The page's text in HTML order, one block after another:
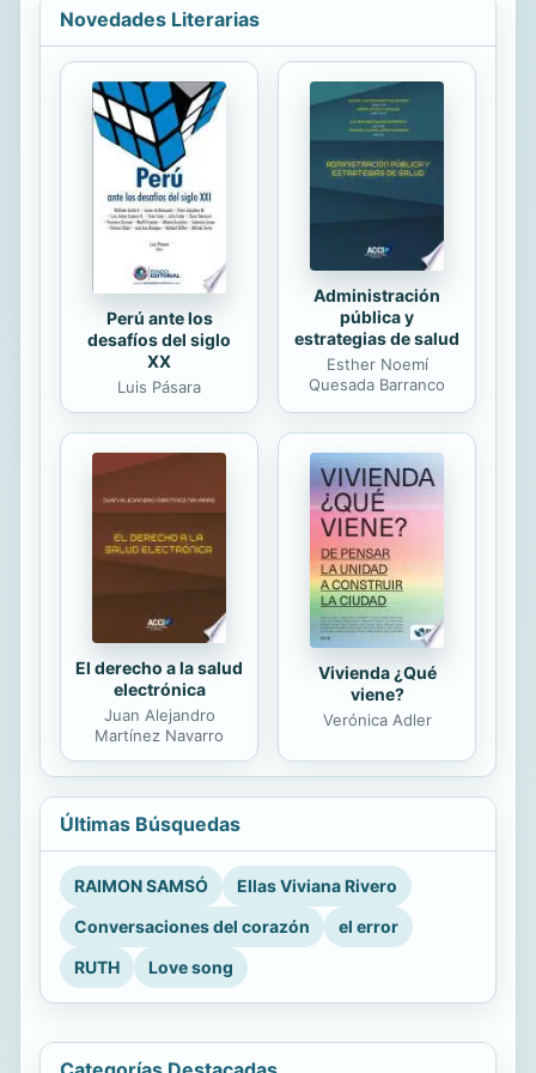
es que parece que en el país de
Nunca Jamás creen que Alice
necesita ayuda urgente para
encontrar a su alma gemela. Alice se
verá empujada a un montón de citas
con distintos hombres y, mientras
Jay realiza la labor para la que ha
sido enviado, ambos van a descubrir
que resulta...
Novedades Literarias
Perú ante los
desafíos del siglo
XX
Luis Pásara
Administración
pública y
estrategias de salud
Esther Noemí
Quesada Barranco
El derecho a la salud
electrónica
Juan Alejandro
Martínez Navarro
Vivienda ¿Qué
viene?
Verónica Adler
Últimas Búsquedas
RAIMON SAMSÓ
Ellas Viviana Rivero
Conversaciones del corazón
el error
RUTH
Love song